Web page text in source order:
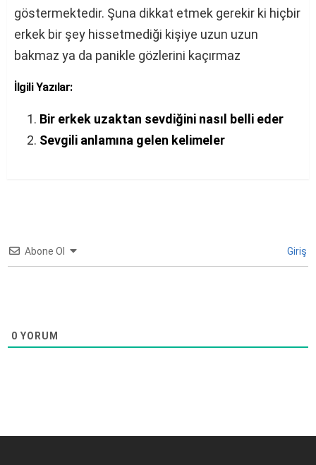
göstermektedir. Şuna dikkat etmek gerekir ki hiçbir
erkek bir şey hissetmediği kişiye uzun uzun
bakmaz ya da panikle gözlerini kaçırmaz
İlgili Yazılar:
Bir erkek uzaktan sevdiğini nasıl belli eder
Sevgili anlamına gelen kelimeler
Abone Ol Giriş
0 YORUM